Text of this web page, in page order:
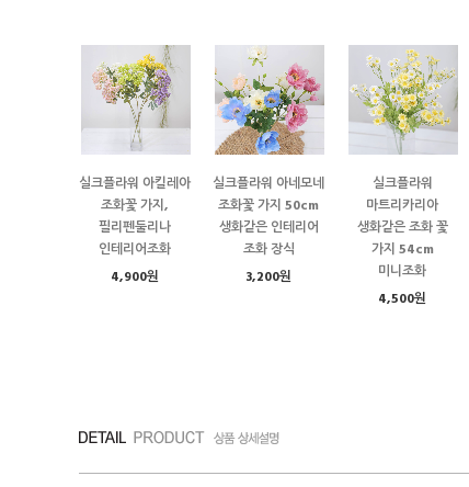
실크플라워 아킬레아
조화꽃 가지,
필리펜둘리나
인테리어조화
4,900원
실크플라워 아네모네
조화꽃 가지 50cm
생화같은 인테리어
조화 장식
3,200원
실크플라워
마트리카리아
생화같은 조화 꽃
가지 54cm
미니조화
4,500원